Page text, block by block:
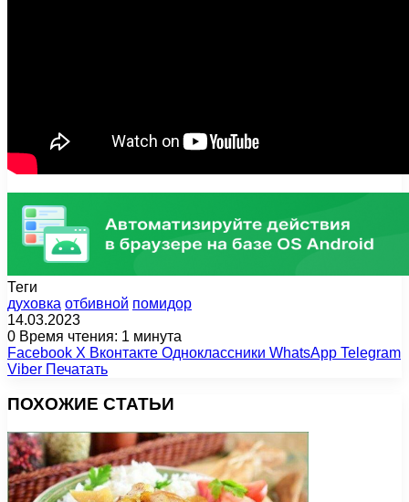
Теги
духовка отбивной помидор
14.03.2023
0 Время чтения: 1 минута
Facebook X Вконтакте Одноклассники WhatsApp Telegram
Viber Печатать
ПОХОЖИЕ СТАТЬИ